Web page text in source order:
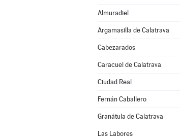
Almuradiel
Argamasilla de Calatrava
Cabezarados
Caracuel de Calatrava
Ciudad Real
Fernán Caballero
Granátula de Calatrava
Las Labores